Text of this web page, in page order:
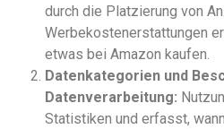
durch die Platzierung von
Werbekostenerstattungen
etwas bei Amazon kaufen.
Datenkategorien und
Datenverarbeitung:
Statistiken und erfasst,